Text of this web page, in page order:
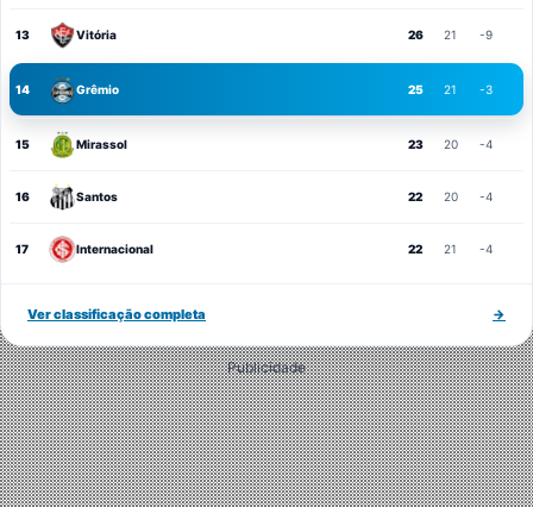
13 Vitória 26 21 -9
14 Grêmio 25 21 -3
15 Mirassol 23 20 -4
16 Santos 22 20 -4
17 Internacional 22 21 -4
Ver classificação completa →
Publicidade